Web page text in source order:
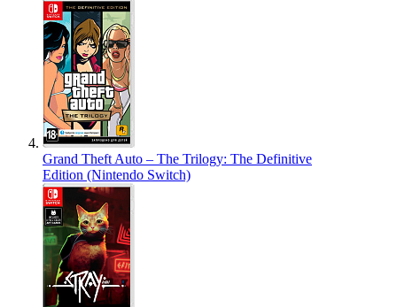
Grand Theft Auto – The Trilogy: The Definitive
Edition (Nintendo Switch)